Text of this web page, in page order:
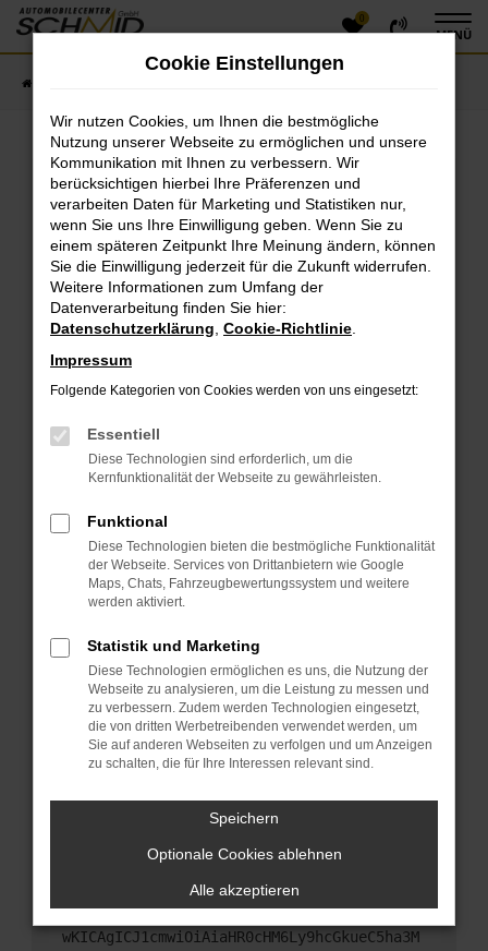
Zum
Hauptinhalt
0
MENÜ
Fehler: Network Error
Beim Laden ist ein Fehler aufgetreten.
Hier sind ein paar Tipps, die dir helfen können:
Überprüfe deine Firewall und deine
Internetverbindung.
Laden andere Webseiten, zum Beispiel deine
Suchmaschine?
Prüfe deine Browsererweiterungen.
das Laden bestimmter Seiten verhindern.
Funktioniert die Seite in einem anderen Browser
oder in einem privaten Fenster?
Das kann manchmal helfen, vorübergehende
Probleme zu beheben.
Stelle sicher, dass dein Browser und dein
Betriebssystem auf dem neuesten Stand sind.
Sicherheitsrisiko, sondern kann auch dazu führen,
dass bestimmte Funktionen nicht mehr
unterstützt werden.
Wende dich an den Webseitenbetreiber.
Wenn du alle oben genannten Schritte versucht
hast, kontaktiere uns bitte. Wir werden versuchen,
das Problem zu beheben. Du kannst uns diesen
Text schicken, um uns bei der Fehlersuche zu
unterstützen:
ewogICJuYW1lIjogIk5ldHdvcmtFcnJvciIsCiAgI
mNvbmZpZyI6IHsKICAgICJtZXRob2QiOiAiR0VUIi
wKICAgICJ1cmwiOiAiaHR0cHM6Ly9hcGkueC5ha3M
Cookie Einstellungen
Wir nutzen Cookies, um Ihnen die bestmögliche
Nutzung unserer Webseite zu ermöglichen und unsere
Kommunikation mit Ihnen zu verbessern. Wir
berücksichtigen hierbei Ihre Präferenzen und
verarbeiten Daten für Marketing und Statistiken nur,
wenn Sie uns Ihre Einwilligung geben. Wenn Sie zu
einem späteren Zeitpunkt Ihre Meinung ändern, können
Sie die Einwilligung jederzeit für die Zukunft widerrufen.
Weitere Informationen zum Umfang der
Datenverarbeitung finden Sie hier:
Datenschutzerklärung Cookie-Richtlinie
Impressum
Folgende Kategorien von Cookies werden von uns eingesetzt:
Essentiell
Diese Technologien sind erforderlich, um die
Kernfunktionalität der Webseite zu gewährleisten.
Funktional
Diese Technologien bieten die bestmögliche Funktionalität
der Webseite. Services von Drittanbietern wie Google
Maps, Chats, Fahrzeugbewertungssystem und weitere
werden aktiviert.
Statistik und Marketing
Diese Technologien ermöglichen es uns, die Nutzung der
Webseite zu analysieren, um die Leistung zu messen und
zu verbessern. Zudem werden Technologien eingesetzt,
die von dritten Werbetreibenden verwendet werden, um
Sie auf anderen Webseiten zu verfolgen und um Anzeigen
zu schalten, die für Ihre Interessen relevant sind.
Speichern
Optionale Cookies ablehnen
Alle akzeptieren